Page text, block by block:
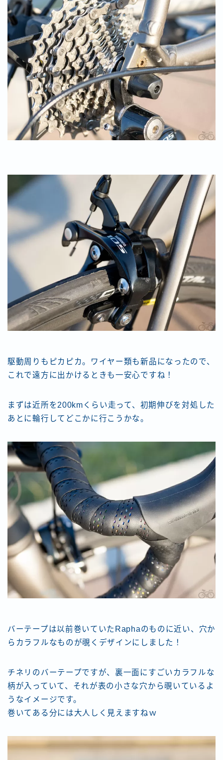
駆動周りもピカピカ。ワイヤー類も新品になったので、
これで遠方に出かけるときも一安心ですね！
まずは近所を200kmくらい走って、初期伸びを対処した
あとに輪行してどこかに行こうかな。
バーテープは以前巻いていたRaphaのものに近い、穴か
らカラフルなものが覗くデザインにしました！
チネリのバーテープですが、裏一面にすごいカラフルな
柄が入っていて、それが表の小さな穴から覗いているよ
うなイメージです。
巻いてある分には大人しく見えますねｗ